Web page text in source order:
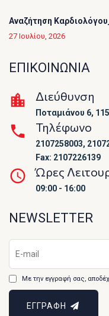
Αναζήτηση
27 Ιουλίου, 2026
ΕΠΙΚΟΙΝΩΝΙΑ
Διεύθυνση
Ποταμιάνου 6,
Τηλέφωνο
2107258003,
Fax: 2107226139
Ώρες
09:00 - 16:00
NEWSLETTER
Με την εγγραφή σας,
ΕΓΓΡΑΦΗ